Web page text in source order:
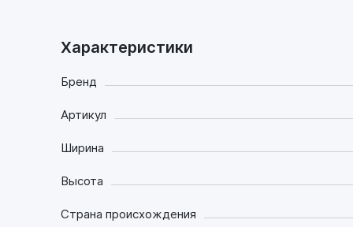
Характеристики
Бренд
Артикул
Ширина
Высота
Страна происхождения